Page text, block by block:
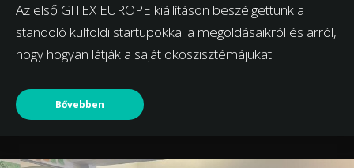
Az első GITEX EUROPE kiállításon beszélgettünk a
standoló külföldi startupokkal a megoldásaikról és arról,
hogy hogyan látják a saját ökoszisztémájukat.
Bővebben